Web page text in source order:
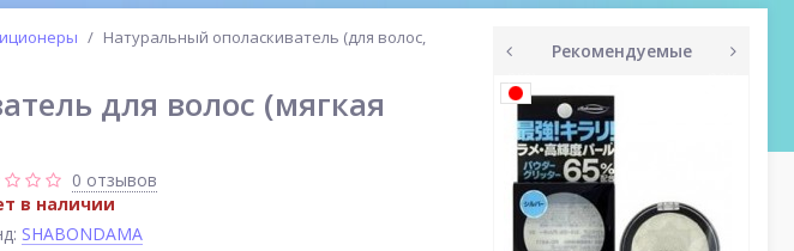
Натуральный ополаскиватель (для волос,
для волос (мягкая
0 отзывов
в наличии
SHABONDAMA
Рекомендуемые